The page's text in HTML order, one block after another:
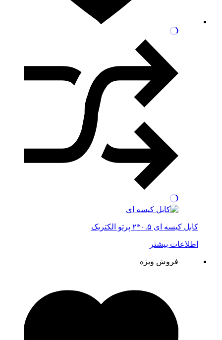
کابل کیسه ای ۰.۵*۲ پرتو الکتریک
اطلاعات بیشتر
فروش ویژه